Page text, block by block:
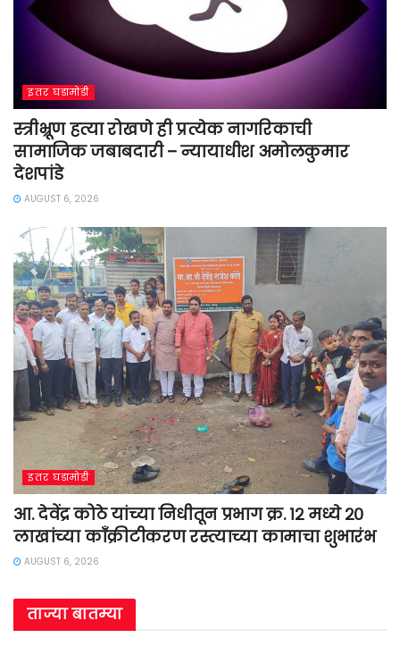
इतर घडामोडी
स्त्रीभ्रूण हत्या रोखणे ही प्रत्येक नागरिकाची
सामाजिक जबाबदारी – न्यायाधीश अमोलकुमार
देशपांडे
AUGUST 6, 2026
इतर घडामोडी
आ. देवेंद्र कोठे यांच्या निधीतून प्रभाग क्र. १२ मध्ये २०
लाखांच्या काँक्रीटीकरण रस्त्याच्या कामाचा शुभारंभ
AUGUST 6, 2026
ताज्या बातम्या